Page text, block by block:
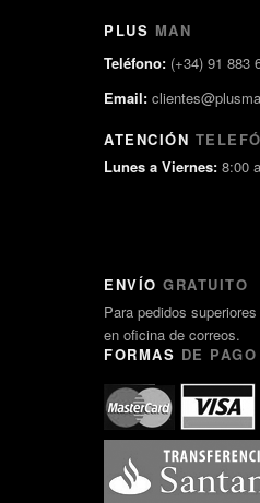
PLUS MAN
Teléfono: (+34) 91 883
Email:
ATENCIÓN
Lunes a Viernes: 8:00
ENVÍO GRATUITO
Para pedidos
en oficina de correos.
FORMAS DE PAGO